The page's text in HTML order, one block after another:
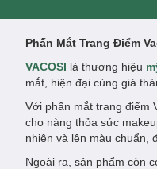
Phấn Mắt Trang Điểm
VACOSI là thương hiệu
mắt, hiện đại cùng giá
Với phấn mắt trang điểm
cho nàng thỏa sức
nhiên và lên màu chuẩn,
Ngoài ra, sản phẩm còn